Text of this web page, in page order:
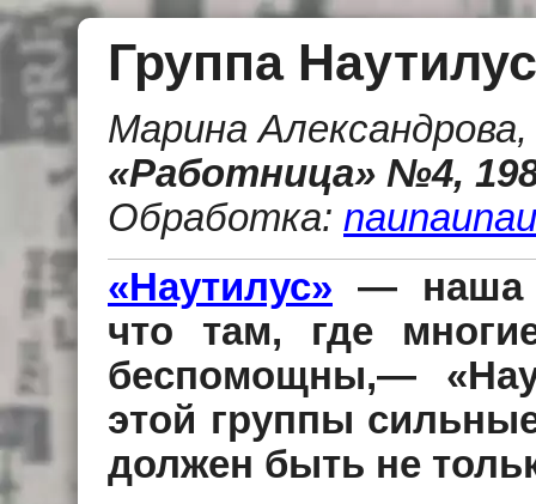
Группа
Марина
«Работница» №4,
Обработка:
«Наутилус» — наша
что там, где
беспомощны,—
этой группы
должен быть не